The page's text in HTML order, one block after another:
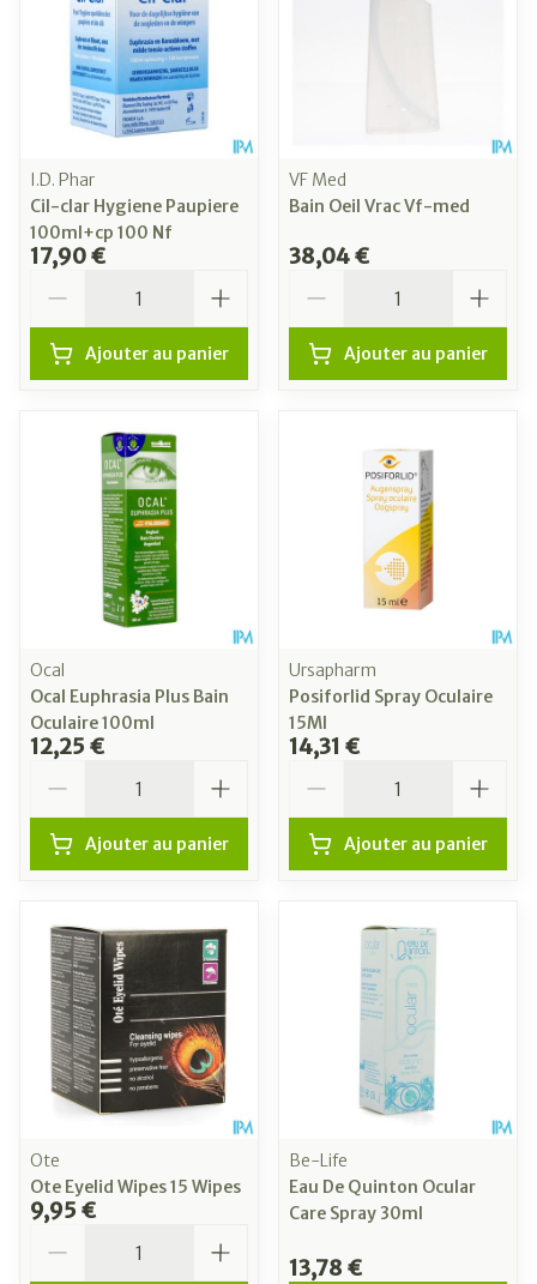
I.D. Phar
Cil-clar Hygiene Paupiere
100ml+cp 100 Nf
17,90 €
Ajouter au panier
VF Med
Bain Oeil Vrac Vf-med
38,04 €
Ajouter au panier
Ocal
Ocal Euphrasia Plus Bain
Oculaire 100ml
12,25 €
Ajouter au panier
Ursapharm
Posiforlid Spray Oculaire
15Ml
14,31 €
Ajouter au panier
Ote
Ote Eyelid Wipes 15 Wipes
9,95 €
Be-Life
Eau De Quinton Ocular
Care Spray 30ml
13,78 €